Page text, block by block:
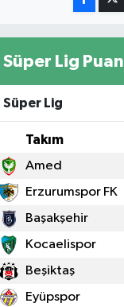
Süper Lig
Süper Lig
Takım
Amed
Erzurumspor FK
Başakşehir
Kocaelispor
Beşiktaş
Eyüpspor